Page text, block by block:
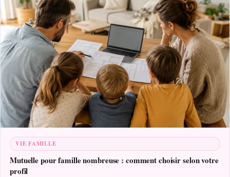
VIE FAMILLE
Mutuelle pour famille nombreuse : comment choisir selon votre
profil